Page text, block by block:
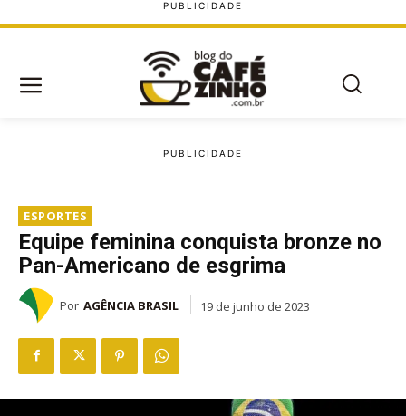
ESPORTES
Equipe feminina conquista bronze no
Pan-Americano de esgrima
Por AGÊNCIA BRASIL 19 de junho de 2023